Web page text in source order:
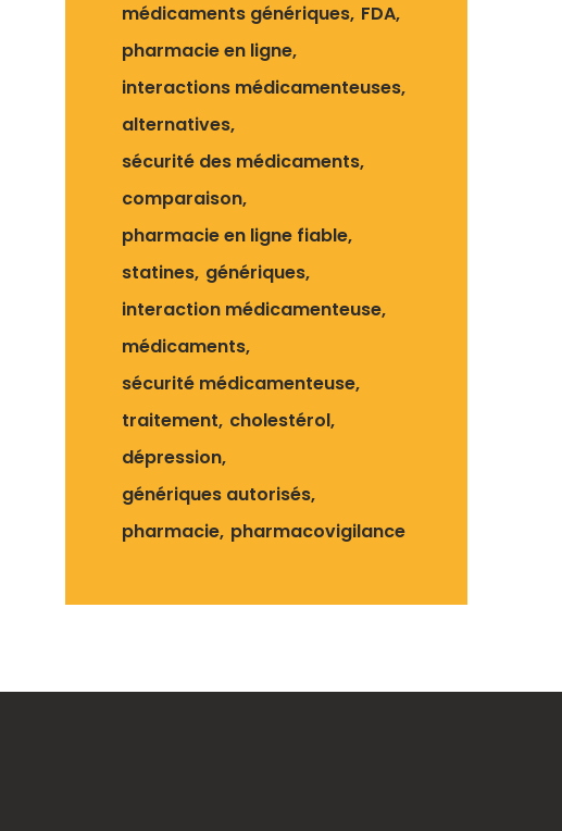
médicaments génériques FDA
pharmacie en ligne
interactions médicamenteuses
alternatives
sécurité des médicaments
comparaison
pharmacie en ligne fiable
statines génériques
interaction médicamenteuse
médicaments
sécurité médicamenteuse
traitement cholestérol
dépression
génériques autorisés
pharmacie pharmacovigilance